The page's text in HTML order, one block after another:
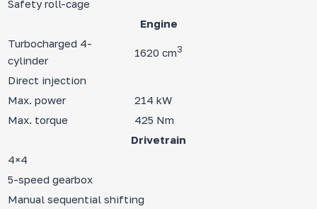
Safety roll-cage
Engine
Turbocharged 4-
cylinder
1620 cm3
Direct injection
Max. power
214 kW
Max. torque
425 Nm
Drivetrain
4×4
5-speed gearbox
Manual sequential shifting